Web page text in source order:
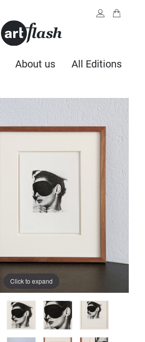
About us All Editions
Click to expand